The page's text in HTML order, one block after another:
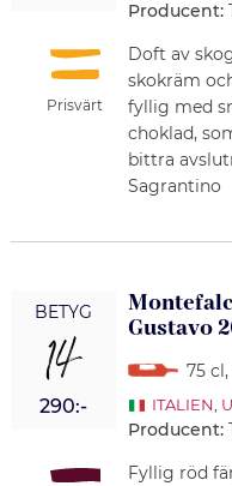
Prisvärt
Producent:
Doft av
skokräm
fyllig med
choklad,
bittra
Sagrantino
BETYG
14
290:-
Gustavo
75 cl ,
ITALIEN,
Producent:
Fyllig röd